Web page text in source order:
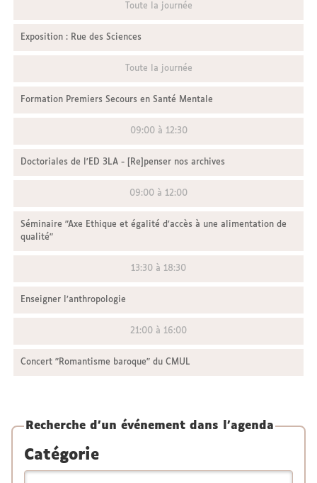
Toute la journée
Exposition : Rue des Sciences
Toute la journée
Formation Premiers Secours en Santé Mentale
09:00 à 12:30
Doctoriales de l'ED 3LA - [Re]penser nos archives
09:00 à 12:00
Séminaire "Axe Ethique et égalité d’accès à une alimentation de
qualité"
13:30 à 18:30
Enseigner l’anthropologie
21:00 à 16:00
Concert "Romantisme baroque" du CMUL
Recherche d'un événement dans l'agenda
Catégorie